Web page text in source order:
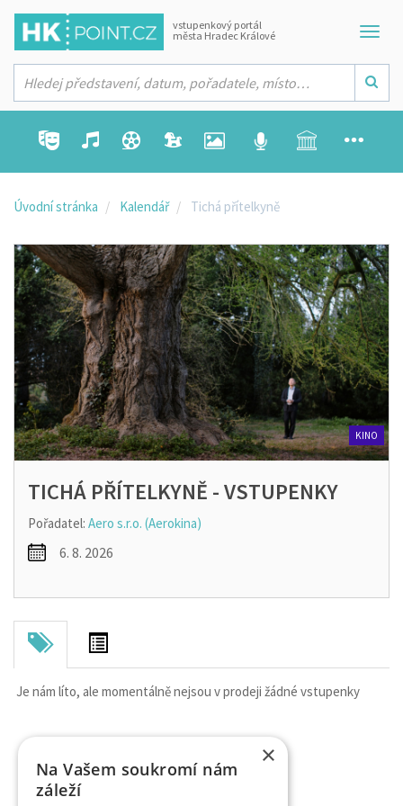
vstupenkový portál
města Hradec Králové
Úvodní stránka Kalendář Tichá přítelkyně
TICHÁ PŘÍTELKYNĚ - VSTUPENKY
Pořadatel: Aero s.r.o. (Aerokina)
6. 8. 2026
KINO
Je nám líto, ale momentálně nejsou v prodeji žádné vstupenky
×
Na Vašem soukromí nám
záleží